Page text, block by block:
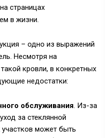
страницах
в жизни.
– одно из выражений
Несмотря на
кровли, в конкретных
недостатки:
обслуживания. Из-за
за стеклянной
участков может быть